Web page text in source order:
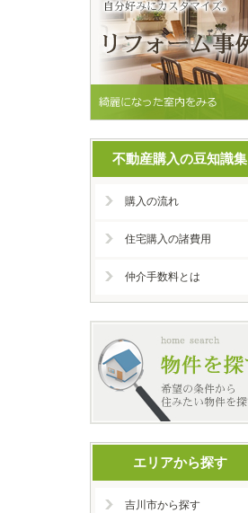
不動産購入の豆知識集
購入の流れ
住宅購入の諸費用
仲介手数料とは
エリアから探す
吉川市から探す